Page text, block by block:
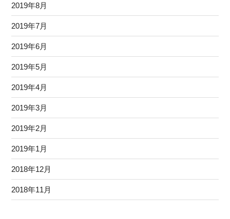
2019年8月
2019年7月
2019年6月
2019年5月
2019年4月
2019年3月
2019年2月
2019年1月
2018年12月
2018年11月